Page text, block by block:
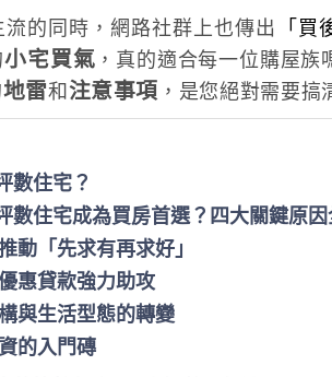
必
知
的
7
鍵
的同時，網路社群上也傳出
「買
小宅買氣 ，真的適合每一位購屋
地雷和 注意事項 ，是您絕對需要搞
數住宅？
數住宅成為買房首選？四大關鍵原
動「先求有再求好」
惠貸款強力助攻
與生活型態的轉變
的入門磚